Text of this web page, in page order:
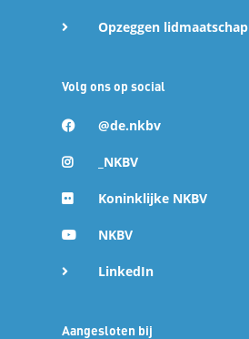
Opzeggen lidmaatschap
Volg ons op social
@de.nkbv
_NKBV
Koninklijke NKBV
NKBV
LinkedIn
Aangesloten bij